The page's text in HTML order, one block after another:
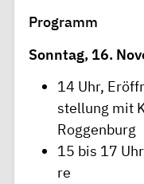
Pr­ogramm
Son­n­tag, 16.
14 Uhr,
stel­l­ung mit
Rogg­enburg
15 bis 17
re